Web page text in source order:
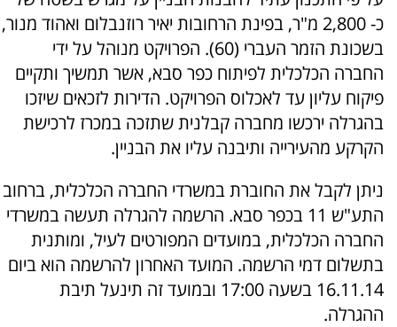
כ- 2,800 מ"ר, בפינת הרחובות יאיר רוזנבלום ואהוד מנור,
בשכונת הזמר העברי (60). הפרויקט מנוהל על ידי
החברה הכלכלית לפיתוח כפר סבא, אשר תמשיך ותקיים
פיקוח עליון עד לאכלוס הפרויקט. הדירות לזכאים שיזכו
בהגרלה ירכשו מחברה קבלנית שתזכה במכרז לרכישת
הקרקע מהעירייה ותיבנה עליו את הבניין.
ניתן לקבל את החוברת במשרדי החברה הכלכלית, ברחוב
התע"ש 11 בכפר סבא. הרשמה להגרלה תעשה במשרדי
החברה הכלכלית, במועדים המפורטים לעיל, ומותנית
בתשלום דמי הרשמה. המועד האחרון להרשמה הוא ביום
16.11.14 בשעה 17:00 ובמועד זה תינעל תיבת
ההגרלה.